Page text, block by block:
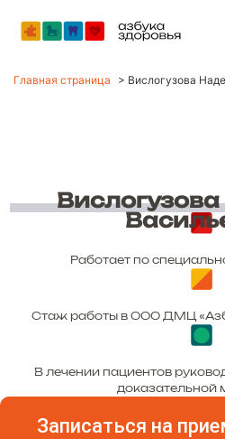
Главная страница > Вислогузова
Работает по
Стаж работы в ООО ДМЦ
В лечении пациентов
доказательной
Записаться на